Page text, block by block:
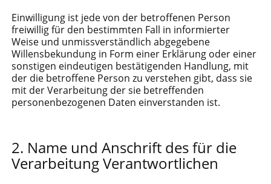
Einwilligung ist jede von der betroffenen Person
freiwillig für den bestimmten Fall in informierter
Weise und unmissverständlich abgegebene
Willensbekundung in Form einer Erklärung oder einer
sonstigen eindeutigen bestätigenden Handlung, mit
der die betroffene Person zu verstehen gibt, dass sie
mit der Verarbeitung der sie betreffenden
personenbezogenen Daten einverstanden ist.
Name und Anschrift des für die
Verarbeitung Verantwortlichen